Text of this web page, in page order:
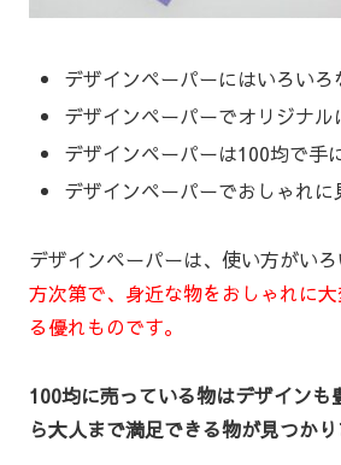
デザインペーパーにはいろいろ
デザインペーパーでオリジナル
デザインペーパーは100均で手
デザインペーパーでおしゃれに
デザインペーパーは、使い方がいろ
方次第で、身近な物をおしゃれに
る優れものです。
100均に売っている物はデザインも
ら大人まで満足できる物が見つかり